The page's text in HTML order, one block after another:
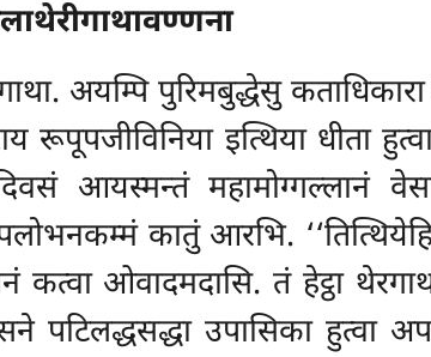
अयम्पि पुरिमबुद्धेसु
इत्थिया धीता हुत्वा
आयस्मन्तं महामोग्गल्लानं
पलोभनकम्मं कातुं आरभि.
ओवादमदासि. तं हेट्ठा
पटिलद्धसद्धा उपासिकाहुत्वा